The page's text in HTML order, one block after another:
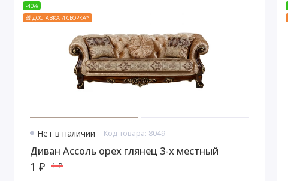
-40%
🎁 ДОСТАВКА И СБОРКА*
Нет в наличии Код товара: 8049
Диван Ассоль орех глянец 3-х местный
1 ₽ 1 ₽